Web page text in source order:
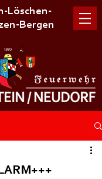
Löschen-
Bergen